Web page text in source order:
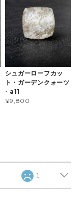
シュガーローフカッ
ト・ガーデンクォーツ
- a11
¥9,800
1